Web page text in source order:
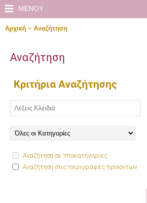
MENOY
Αρχική Αναζήτηση
Αναζήτηση
Κριτήρια Αναζήτησης
Αναζήτηση σε Υποκατηγορίες
Αναζήτηση στις περιγραφές προϊόντων